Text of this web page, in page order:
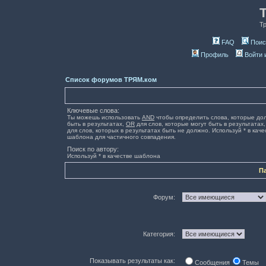
FAQ
Профиль
Войти
Список форумов ТРЯМ.ком
Ключевые слова:
Ты можешь использовать AND чтобы определить слова, которые
быть в результатах, OR для слов, которые могут быть в
для слов, которых в результатах быть не должно. Используй * в
шаблона для частичного совпадения.
Поиск по автору:
Используй * в качестве шаблона
Форум:
Категория:
Показывать результаты как: Сообщения Темы